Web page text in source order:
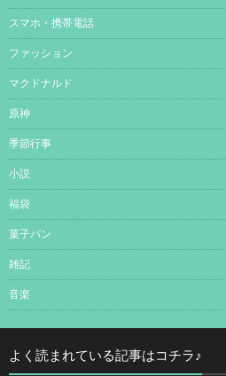
スマホ・携帯電話
ファッション
マクドナルド
原神
季節行事
小説
福袋
菓子パン
雑記
音楽
よく読まれている記事はコチラ♪